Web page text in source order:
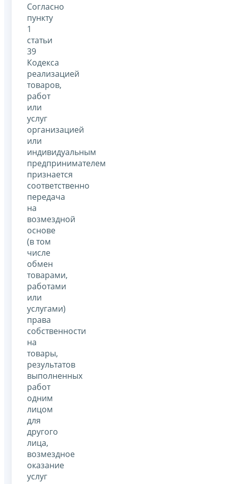
Согласно
пункту
1
статьи
39
Кодекса
реализацией
товаров,
работ
или
услуг
организацией
или
индивидуальным
предпринимателем
признается
соответственно
передача
на
возмездной
основе
(в том
числе
обмен
товарами,
работами
или
услугами)
права
собственности
на
товары,
результатов
выполненных
работ
одним
лицом
для
другого
лица,
возмездное
оказание
услуг